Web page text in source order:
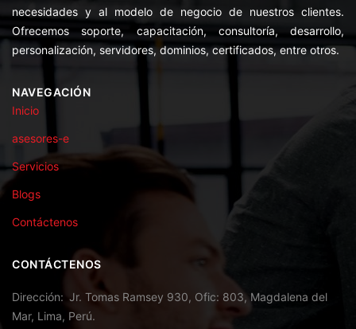
necesidades y al modelo de negocio de nuestros clientes.
Ofrecemos soporte, capacitación, consultoría, desarrollo,
personalización, servidores, dominios, certificados, entre otros.
NAVEGACIÓN
Inicio
asesores-e
Servicios
Blogs
Contáctenos
CONTÁCTENOS
Dirección
Jr. Tomas Ramsey 930, Ofic: 803, Magdalena del
Mar, Lima, Perú.